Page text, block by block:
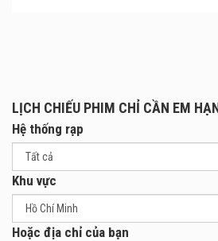
LỊCH CHIẾU PHIM CHỈ CẦN EM
Hệ thống rạp
Khu vực
Hoặc địa chỉ của bạn